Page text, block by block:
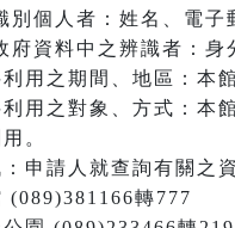
別個人者：姓名、電子
府資料中之辨識者：身
用之期間、地區：本
用之對象、方式：本
。
申請人就查詢有關之
(089)381166轉777